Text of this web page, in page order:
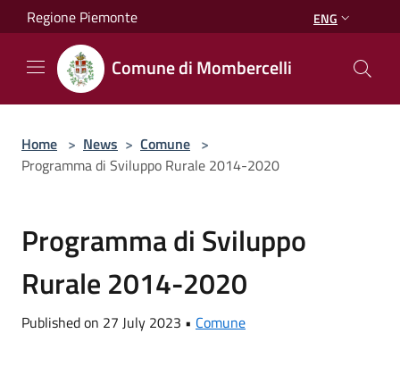
Salta al contenuto principale
Regione Piemonte ENG
Comune di Mombercelli
Home > News > Comune >
Programma di Sviluppo Rurale 2014-2020
Programma di Sviluppo
Rurale 2014-2020
Published on 27 July 2023 • Comune